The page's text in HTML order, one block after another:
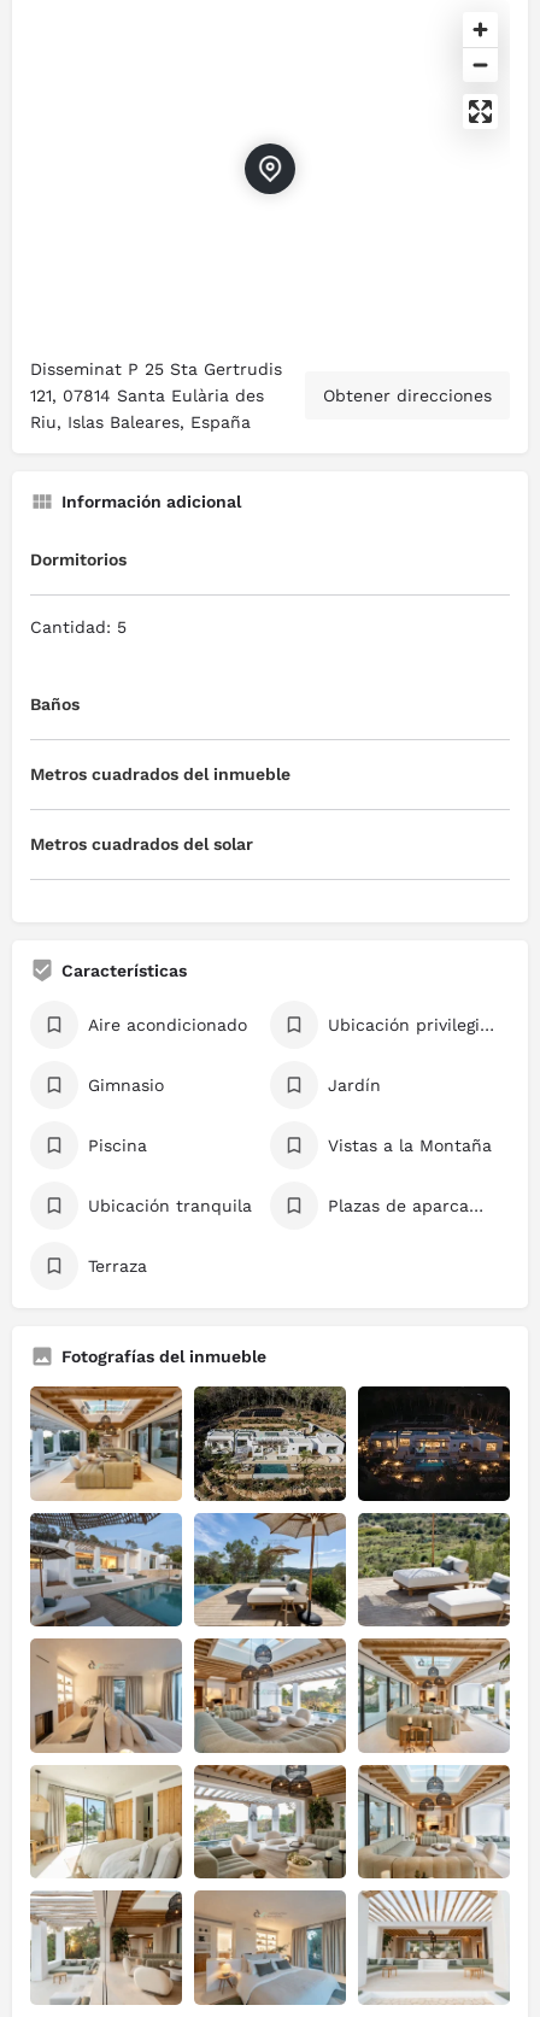
Disseminat P 25 Sta Gertrudis
121, 07814 Santa Eulària des
Riu, Islas Baleares, España
Obtener direcciones
Información adicional
Dormitorios
Cantidad: 5
Baños
Metros cuadrados del inmueble
Metros cuadrados del solar
Características
Aire acondicionado Ubicación privilegiada
Gimnasio Jardín
Piscina Vistas a la Montaña
Ubicación tranquila Plazas de aparcamiento
Terraza
Fotografías del inmueble